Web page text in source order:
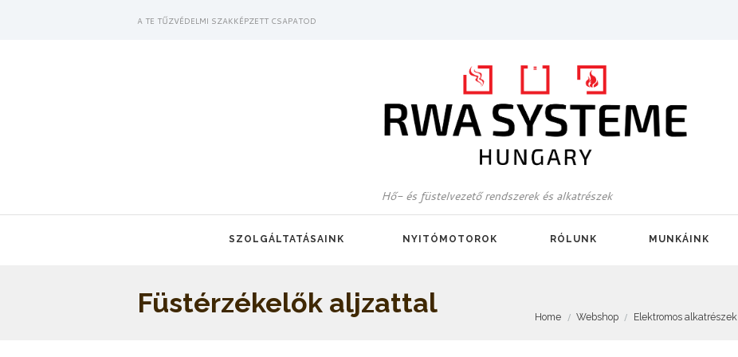
A TE TŰZVÉDELMI SZAKKÉPZETT CSAPATOD
Hő- és füstelvezető rendszerek és alkatrészek
SZOLGÁLTATÁSAINK NYITÓMOTOROK RÓLUNK MUNKÁINK
Füstérzékelők aljzattal Home Webshop Elektromos alkatrészek